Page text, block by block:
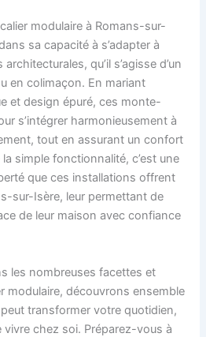
modulaire à Romans-sur-
sa capacité à s’adapter à
qu’il s’agisse d’un
en colimaçon. En mariant
et design épuré, ces monte-
s’intégrer harmonieusement à
tout en assurant un confort
simple fonctionnalité, c’est une
que ces installations offrent
sur-Isère, leur permettant de
de leur maison avec confiance
les nombreuses facettes et
modulaire, découvrons ensemble
transformer votre quotidien,
vivre chez soi. Préparez-vous à